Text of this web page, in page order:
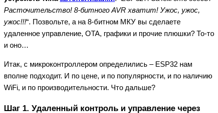
Расточительство! 8-битного AVR хватит! Ужос, ужос,
ужос!!!“. Позвольте, а на 8-битном МКУ вы сделаете
удаленное управление, OTA, графики и прочие плюшки? То-то
и оно…
Итак, с микроконтроллером определились – ESP32 нам
вполне подходит. И по цене, и по популярности, и по наличию
WiFi, и по производительности. Что дальше?
Шаг 1. Удаленный контроль и управление через